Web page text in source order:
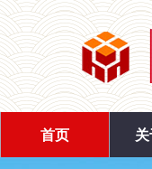
首页